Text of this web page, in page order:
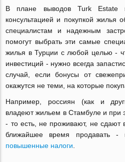
В плане выводов Turk Estate
консультацией и покупкой жилья
специалистам и надежным
помогут выбрать эти самые
жилья в Турции с любой целью -
инвестиций - нужно всегда
случай, если бонусы от
окажутся не теми, на которые
Например, россиян (как и
владеют жильем в Стамбуле и при
- то есть, не проживают, не сдают
ближайшее время продавать -
повышенные налоги